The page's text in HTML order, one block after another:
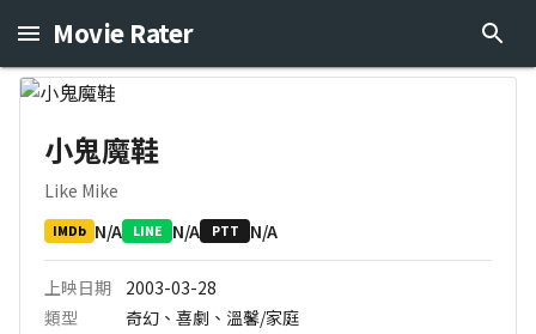
Movie Rater
小鬼魔鞋
Like Mike
IMDb N/A LINE N/A PTT N/A
上映日期
2003-03-28
類型
奇幻、喜劇、溫馨/家庭